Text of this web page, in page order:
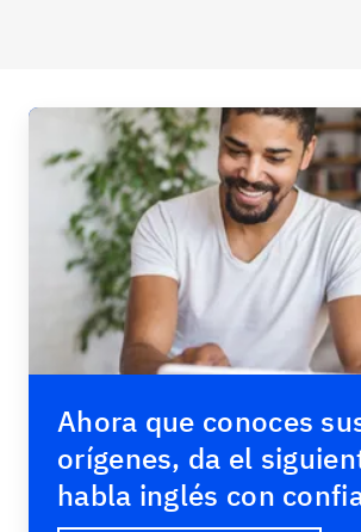
Ahora que conoces
orígenes, da el
habla inglés con